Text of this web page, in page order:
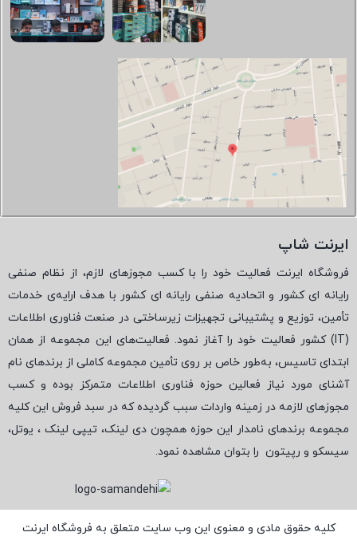
ایرنت شاپ
فروشگاه ایرنت فعالیت خود را با کسب مجوزهای لازم، از نظام صنفی
رایانه ای کشور و اتحادیه صنفی رایانه ای کشور با هدف ارایه‌ی خدمات
تأمین، توزیع و پشتیبانی تجهیزات زیرساختی در صنعت فناوری اطلاعات
(
IT) کشور فعالیت خود را آغاز نمود. فعالیت‌های این مجموعه از همان
ابتدای تاسیس، به‌طور خاص بر روی تأمین مجموعه کاملی از برندهای نام
آشنای مورد نیاز فعالین حوزه فناوری اطلاعات متمرکز بوده و کسب
مجوزهای لازمه در زمینه واردات سبب گردیده که در سبد فروش این کلیه
مجموعه برندهای نامدار این حوزه همچون دی لینک، تیپی لینک ، یوتل،
سیسکو و رپیتون را بتوان مشاهده نمود.
کلیه حقوق مادی و معنوی این وب سایت متعلق به فروشگاه ایرنت